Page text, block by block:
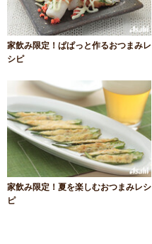
家飲み限定！ぱぱっと作るおつまみレ
シピ
家飲み限定！夏を楽しむおつまみレシ
ピ